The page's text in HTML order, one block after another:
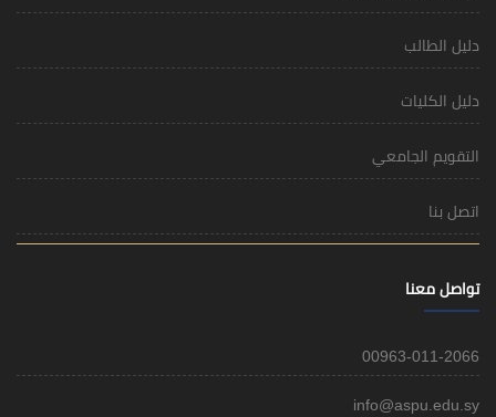
دليل الطالب
دليل الكليات
التقويم الجامعي
اتصل بنا
تواصل معنا
00963-011-2066
info@aspu.edu.sy